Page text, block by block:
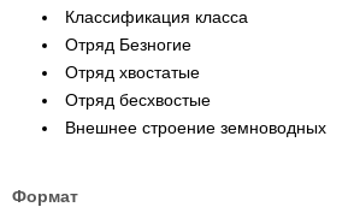
Классификация класса
Отряд Безногие
Отряд хвостатые
Отряд бесхвостые
Внешнее строение земноводных
Формат